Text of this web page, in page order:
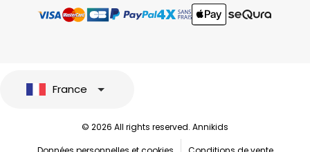
France
© 2026 All rights reserved. Annikids